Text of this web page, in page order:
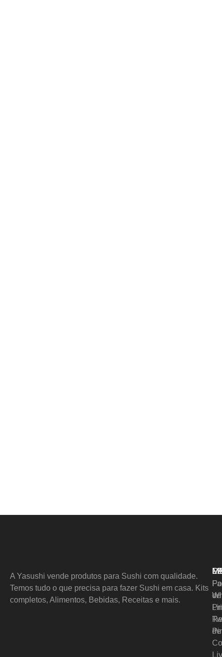
A Yasushi vende produtos para Sushi com qualidade.
Temos tudo o que precisa para fazer Sushi em casa. Kits
completos, Alimentos, Bebidas, Receitas e mais.
de
de